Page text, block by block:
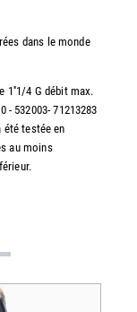
dans le monde
1''1/4 G débit max.
- 532003- 71213283
été testée en
au moins